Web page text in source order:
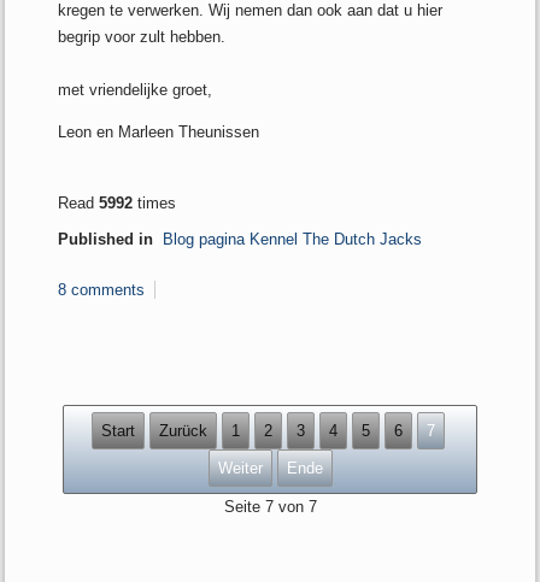
kregen te verwerken. Wij nemen dan ook aan dat u hier
begrip voor zult hebben.
met vriendelijke groet,
Leon en Marleen Theunissen
Read5992 times
Published in
Blog pagina Kennel The Dutch Jacks
8 comments
Start Zurück 1 2 3 4 5 6 7
Weiter Ende
Seite 7 von 7